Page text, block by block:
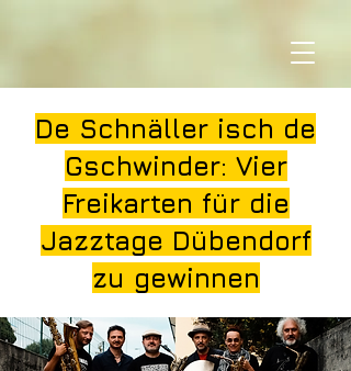
De Schnäller isch de
Gschwinder: Vier
Freikarten für die
Jazztage Dübendorf
zu gewinnen